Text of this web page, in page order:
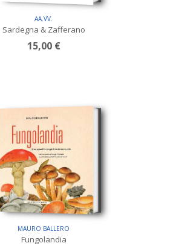
AA.VV.
Sardegna & Zafferano
15,00 €
MAURO BALLERO
Fungolandia